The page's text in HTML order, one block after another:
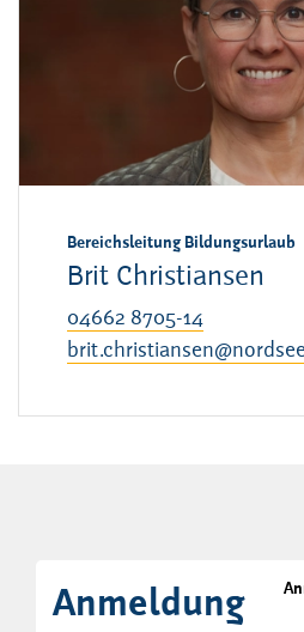
Bereichsleitung Bildungsurlaub
Brit Christiansen
04662 8705-14
Anmeldung